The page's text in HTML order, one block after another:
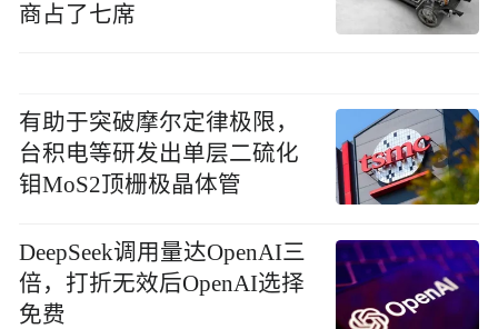
商占了七席
有助于突破摩尔定律极限，
台积电等研发出单层二硫化
钼MoS2顶栅极晶体管
DeepSeek调用量达OpenAI三
倍，打折无效后OpenAI选择
免费